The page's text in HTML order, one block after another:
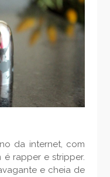
da internet, com
é rapper e stripper.
e cheia de